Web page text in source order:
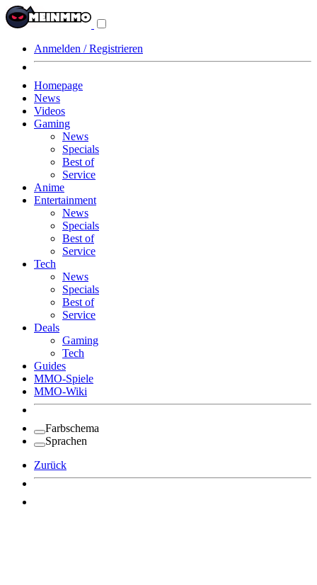
Anmelden / Registrieren
Homepage
News
Videos
Gaming
News
Specials
Best of
Service
Anime
Entertainment
News
Specials
Best of
Service
Tech
News
Specials
Best of
Service
Deals
Gaming
Tech
Guides
MMO-Spiele
MMO-Wiki
Farbschema
Sprachen
Zurück